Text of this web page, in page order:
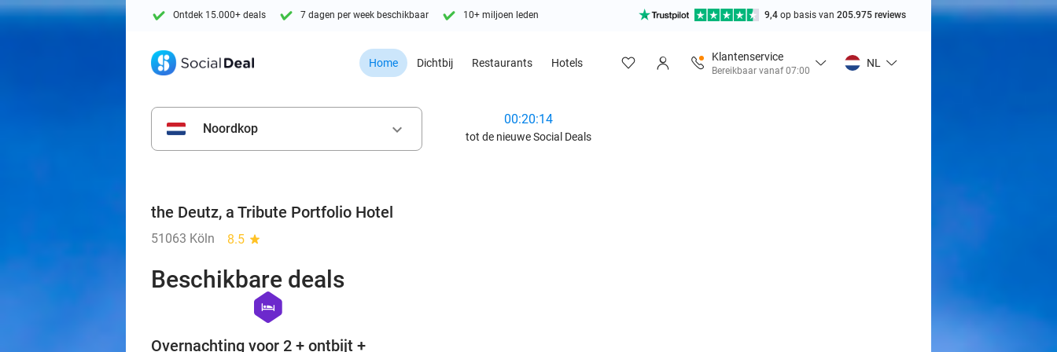
Ontdek 15.000+ deals 7 dagen per week beschikbaar 10+ miljoen leden 9,4 op basis van 205.975 reviews
Home Dichtbij Restaurants Hotels
Klantenservice
Bereikbaar vanaf 07:00
NL
Noordkop keyboard_arrow_down
00:20:12
tot de nieuwe Social Deals
the Deutz, a Tribute Portfolio Hotel
51063 Köln 8.5 star
Beschikbare deals
hexagon
hotel
Overnachting voor 2 + ontbijt +